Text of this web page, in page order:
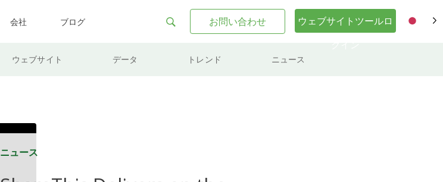
会社 ブログ お問い合わせ
ウェブサイトツールロ
ウェブサイト データ トレンド ニュース
ニュース